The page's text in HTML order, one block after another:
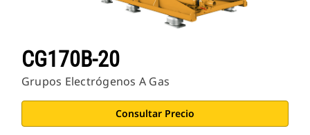
CG170B-20
Grupos Electrógenos A Gas
Consultar Precio